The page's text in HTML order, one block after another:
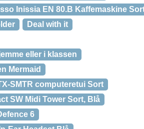
Inissia EN 80.B Kaffemaskine
Deal with it
eller i klassen
Mermaid
SMTR computeretui Sort
SW Midi Tower Sort, Blå
6